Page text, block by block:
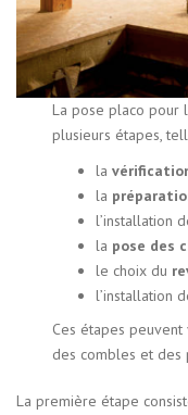
La pose placo pour
plusieurs étapes,
la
la
l’installation
la pose des
le choix du
l’installation
Ces étapes
des combles et
La première étape